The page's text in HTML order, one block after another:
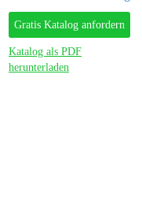
Gratis Katalog anfordern
Katalog als PDF
herunterladen